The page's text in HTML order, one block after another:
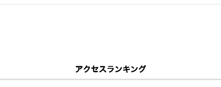
アクセスランキング